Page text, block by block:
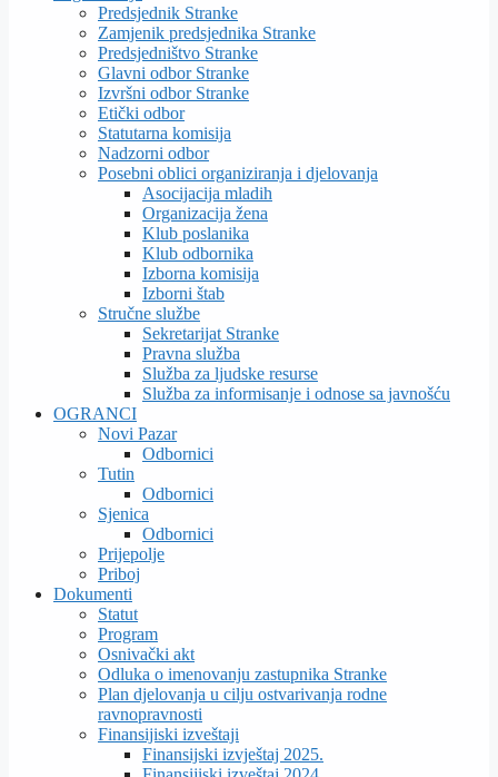
Predsjednik Stranke
Zamjenik predsjednika Stranke
Predsjedništvo Stranke
Glavni odbor Stranke
Izvršni odbor Stranke
Etički odbor
Statutarna komisija
Nadzorni odbor
Posebni oblici organiziranja i djelovanja
Asocijacija mladih
Organizacija žena
Klub poslanika
Klub odbornika
Izborna komisija
Izborni štab
Stručne službe
Sekretarijat Stranke
Pravna služba
Služba za ljudske resurse
Služba za informisanje i odnose sa javnošću
OGRANCI
Novi Pazar
Odbornici
Tutin
Odbornici
Sjenica
Odbornici
Prijepolje
Priboj
Dokumenti
Statut
Program
Osnivački akt
Odluka o imenovanju zastupnika Stranke
Plan djelovanja u cilju ostvarivanja rodne
ravnopravnosti
Finansijiski izveštaji
Finansijski izvještaj 2025.